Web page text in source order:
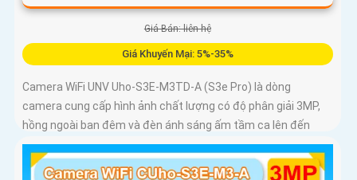
Giá Bán: liên hệ
Giá Khuyến Mại: 5%-35%
Camera WiFi UNV Uho-S3E-M3TD-A (S3e Pro) là dòng
camera cung cấp hình ảnh chất lượng có độ phân giải 3MP,
hồng ngoài ban đêm và đèn ánh sáng ấm tầm ca lên đến
10m